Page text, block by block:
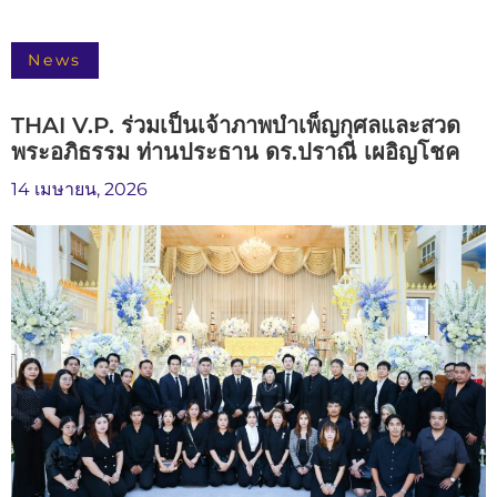
News
THAI V.P. ร่วมเป็นเจ้าภาพบำเพ็ญกุศลและสวด
พระอภิธรรม ท่านประธาน ดร.ปราณี เผอิญโชค
14 เมษายน, 2026